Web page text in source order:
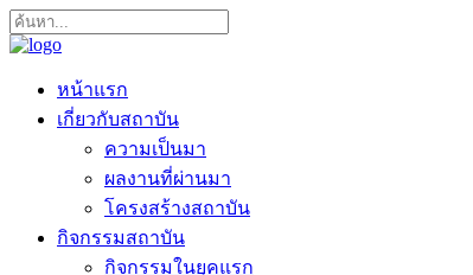
หน้าแรก
เกี่ยวกับสถาบัน
ความเป็นมา
ผลงานที่ผ่านมา
โครงสร้างสถาบัน
กิจกรรมสถาบัน
กิจกรรมในยุคแรก